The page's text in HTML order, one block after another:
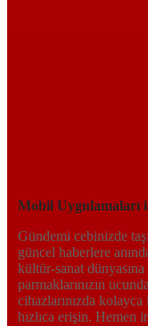
Tarafsız, dinamik ve
bir yelpazede
neler olup bittiğini
Mobil Uygulamaları
Gündemi cebinizde
güncel haberlere
kültür-sanat
parmaklarınızın
cihazlarınızda
hızlıca erişin. Hemen